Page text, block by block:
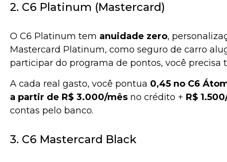
2. C6 Platinum (Mastercard)
O C6 Platinum tem anuidade zero,
Mastercard Platinum, como seguro de carro
participar do programa de pontos, você precisa
A cada real gasto, você pontua 0,45 no C6
a partir de R$ 3.000/mês no crédito + R$
contas pelo banco.
3. C6 Mastercard Black